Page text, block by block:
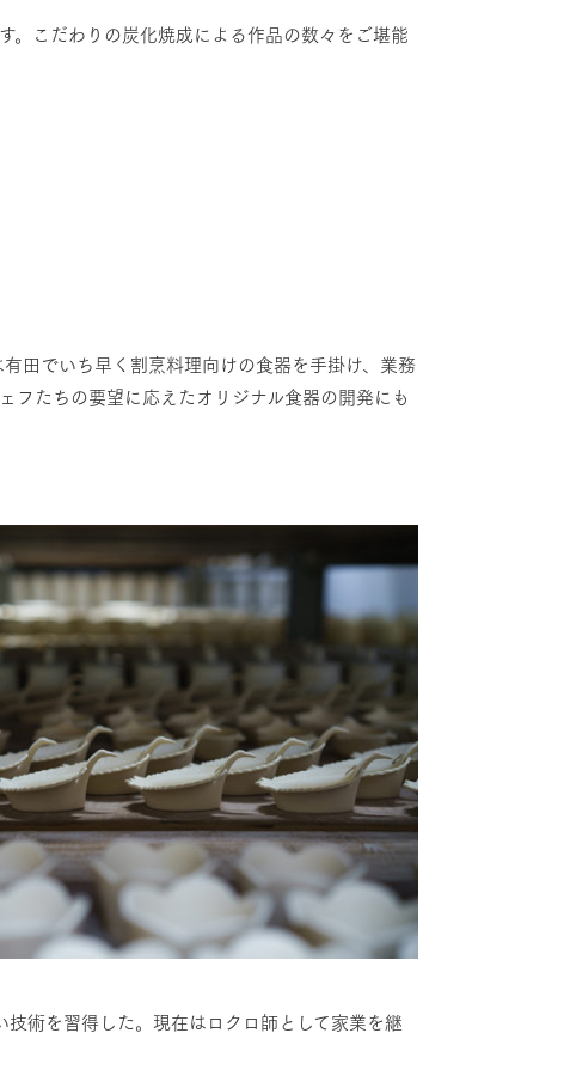
。こだわりの炭化焼成による作品の数々をご堪能
田でいち早く割烹料理向けの食器を手掛け、業務
たちの要望に応えたオリジナル食器の開発にも
術を習得した。現在はロクロ師として家業を継